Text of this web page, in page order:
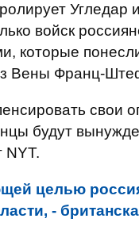
Угледар
войск
которые
Вены Франц-
свои
будут
NYT.
целью
-